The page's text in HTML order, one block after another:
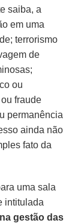
saiba, a
em uma
terrorismo
de
ou
fraude
permanência
ainda não
fato da
uma sala
intitulada
gestão das